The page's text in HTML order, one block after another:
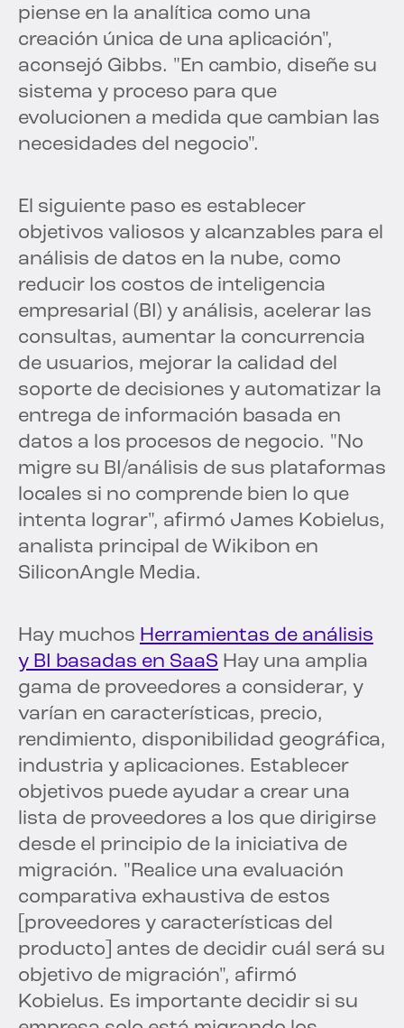
piense en la analítica como una
creación única de una aplicación",
aconsejó Gibbs. "En cambio, diseñe su
sistema y proceso para que
evolucionen a medida que cambian las
necesidades del negocio".
El siguiente paso es establecer
objetivos valiosos y alcanzables para el
análisis de datos en la nube, como
reducir los costos de inteligencia
empresarial (BI) y análisis, acelerar las
consultas, aumentar la concurrencia
de usuarios, mejorar la calidad del
soporte de decisiones y automatizar la
entrega de información basada en
datos a los procesos de negocio. "No
migre su BI/análisis de sus plataformas
locales si no comprende bien lo que
intenta lograr", afirmó James Kobielus,
analista principal de Wikibon en
SiliconAngle Media.
Hay muchos Herramientas de análisis
y BI basadas en SaaS Hay una amplia
gama de proveedores a considerar, y
varían en características, precio,
rendimiento, disponibilidad geográfica,
industria y aplicaciones. Establecer
objetivos puede ayudar a crear una
lista de proveedores a los que dirigirse
desde el principio de la iniciativa de
migración. "Realice una evaluación
comparativa exhaustiva de estos
[proveedores y características del
producto] antes de decidir cuál será su
objetivo de migración", afirmó
Kobielus. Es importante decidir si su